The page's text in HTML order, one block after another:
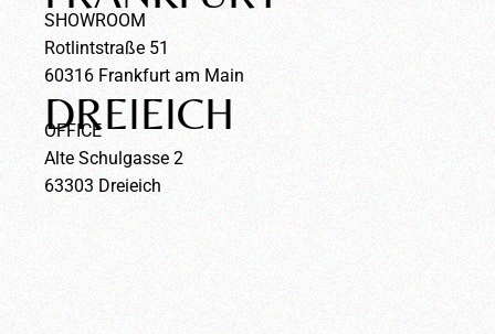
SHOWROOM
Rotlintstraße 51
60316 Frankfurt am Main
DREIEICH
OFFICE
Alte Schulgasse 2
63303 Dreieich